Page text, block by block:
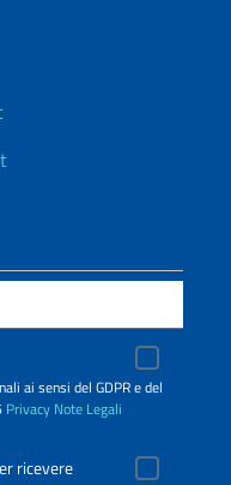
ai sensi del GDPR e del
Privacy Note Legali
ricevere